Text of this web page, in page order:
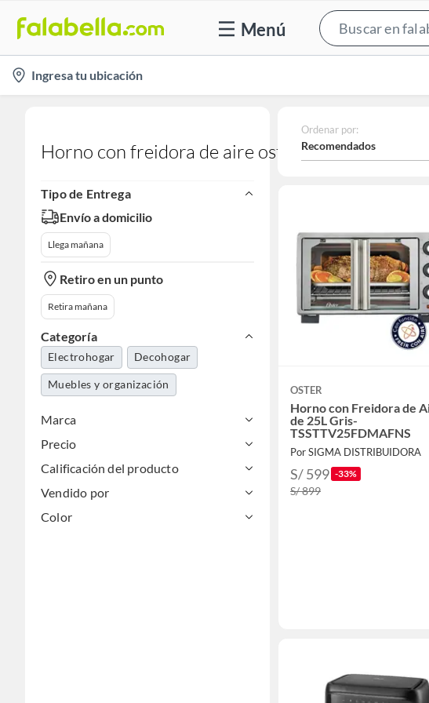
Menú
location-
icon
Ingresa tu ubicación
Horno con freidora de aire oster
Tipo de Entrega
Envío a domicilio
Llega mañana
Retiro en un punto
Retira mañana
Categoría
Electrohogar Decohogar
Muebles y organización
Marca
Precio
Calificación del producto
Vendido por
Color
Ordenar por:
Recomendados
OSTER
Horno con Freidora de
de 25L Gris-
TSSTTV25FDMAFNS
Por SIGMA DISTRIBUIDORA
S/ 599 -33%
S/ 899